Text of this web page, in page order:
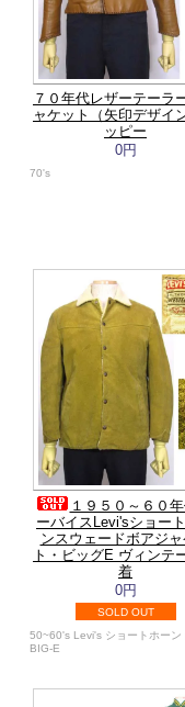
７０年代レザーテーラ
ャケット（矢印デザイ
ッピー
0円
70's
１９５０～６０
ーバイスLevi'sショー
ンスウェードボアジャ
ト・ビッグE ヴィンテ
着
0円
SOLD OUT
50~60's Levi's ショートホーン
BIG-E